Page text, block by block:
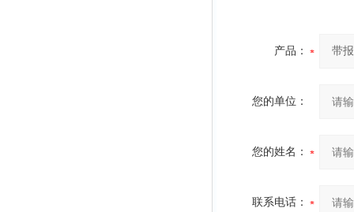
产品：
您的单位：
您的姓名：
联系电话：